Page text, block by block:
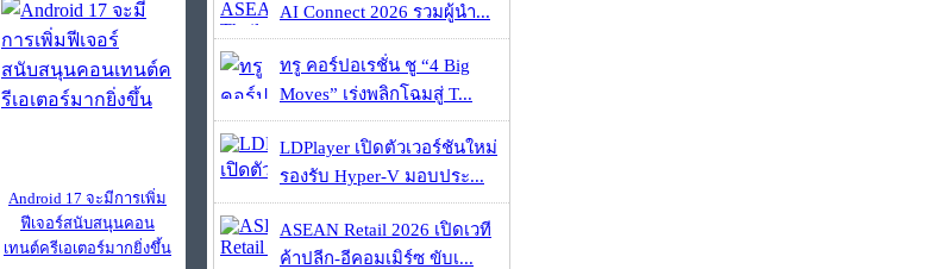
Android 17 จะมีการเพิ่ม
ฟีเจอร์สนับสนุนคอน
เทนต์ครีเอเตอร์มากยิ่งขึ้น
AI Connect 2026 รวมผู้นำ...
ทรู คอร์ปอเรชั่น ชู “4 Big
Moves” เร่งพลิกโฉมสู่ T...
LDPlayer เปิดตัวเวอร์ชันใหม่
รองรับ Hyper-V มอบประ...
ASEAN Retail 2026 เปิดเวที
ค้าปลีก-อีคอมเมิร์ซ ขับเ...